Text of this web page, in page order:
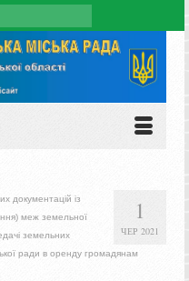
1
ЧЕР 2021
документацій із
меж земельної
земельних
ради в оренду громадянам